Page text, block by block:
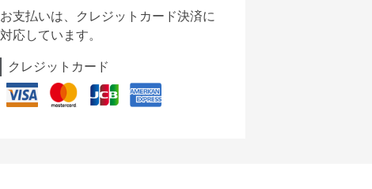
お支払いは、クレジットカード決済に
対応しています。
クレジットカード